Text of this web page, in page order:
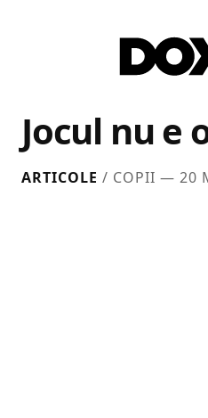
Jocul nu e
ARTICOLE / COPII — 20